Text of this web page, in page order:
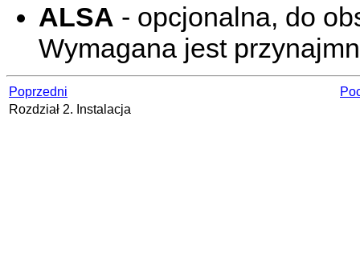
ALSA - opcjonalna, do
Wymagana jest
Poprzedni
Rozdział 2. Instalacja